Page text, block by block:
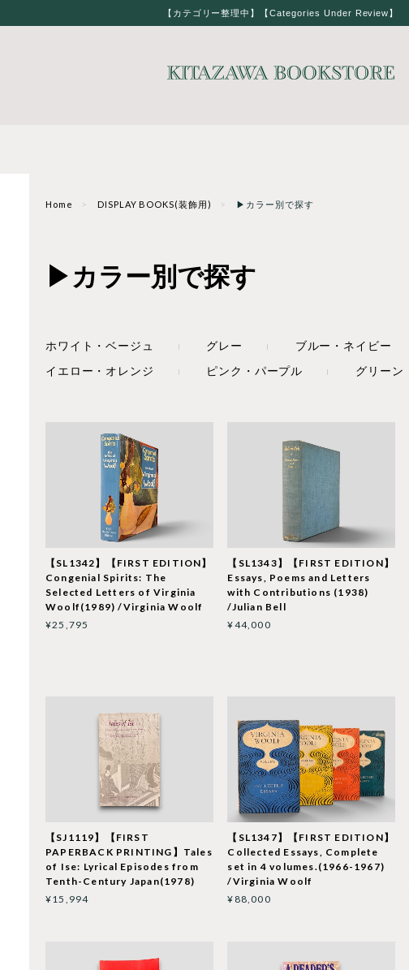
【カテゴリー整理中】【Categories Under Review】
Home DISPLAY BOOKS(装飾用) ▶カラー別で探す
▶カラー別で探す
ホワイト・ベージュ グレー ブルー・ネイビー
イエロー・オレンジ
ピンク・パープル グリーン
【SL1342】【FIRST EDITION】
Congenial Spirits: The
Selected Letters of Virginia
Woolf(1989) /Virginia Woolf
¥25,795
【SL1343】【FIRST EDITION】
Essays, Poems and Letters
with Contributions (1938)
/Julian Bell
¥44,000
【SJ1119】【FIRST
PAPERBACK PRINTING】Tales
of Ise: Lyrical Episodes from
Tenth-Century Japan(1978)
¥15,994
【SL1347】【FIRST EDITION】
Collected Essays, Complete
set in 4 volumes.(1966-1967)
/Virginia Woolf
¥88,000